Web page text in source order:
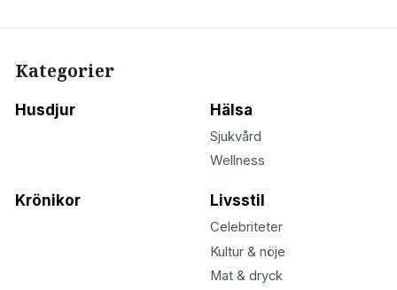
Kategorier
Husdjur Hälsa
Sjukvård
Wellness
Krönikor Livsstil
Celebriteter
Kultur & nöje
Mat & dryck